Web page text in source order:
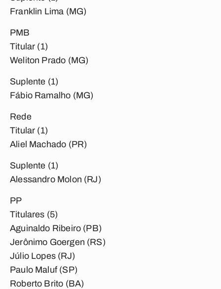
Franklin Lima (MG)
PMB
Titular (1)
Weliton Prado (MG)
Suplente (1)
Fábio Ramalho (MG)
Rede
Titular (1)
Aliel Machado (PR)
Suplente (1)
Alessandro Molon (RJ)
PP
Titulares (5)
Aguinaldo Ribeiro (PB)
Jerônimo Goergen (RS)
Júlio Lopes (RJ)
Paulo Maluf (SP)
Roberto Brito (BA)